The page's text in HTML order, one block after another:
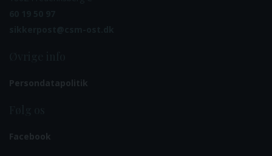
Persondatapolitik
Facebook